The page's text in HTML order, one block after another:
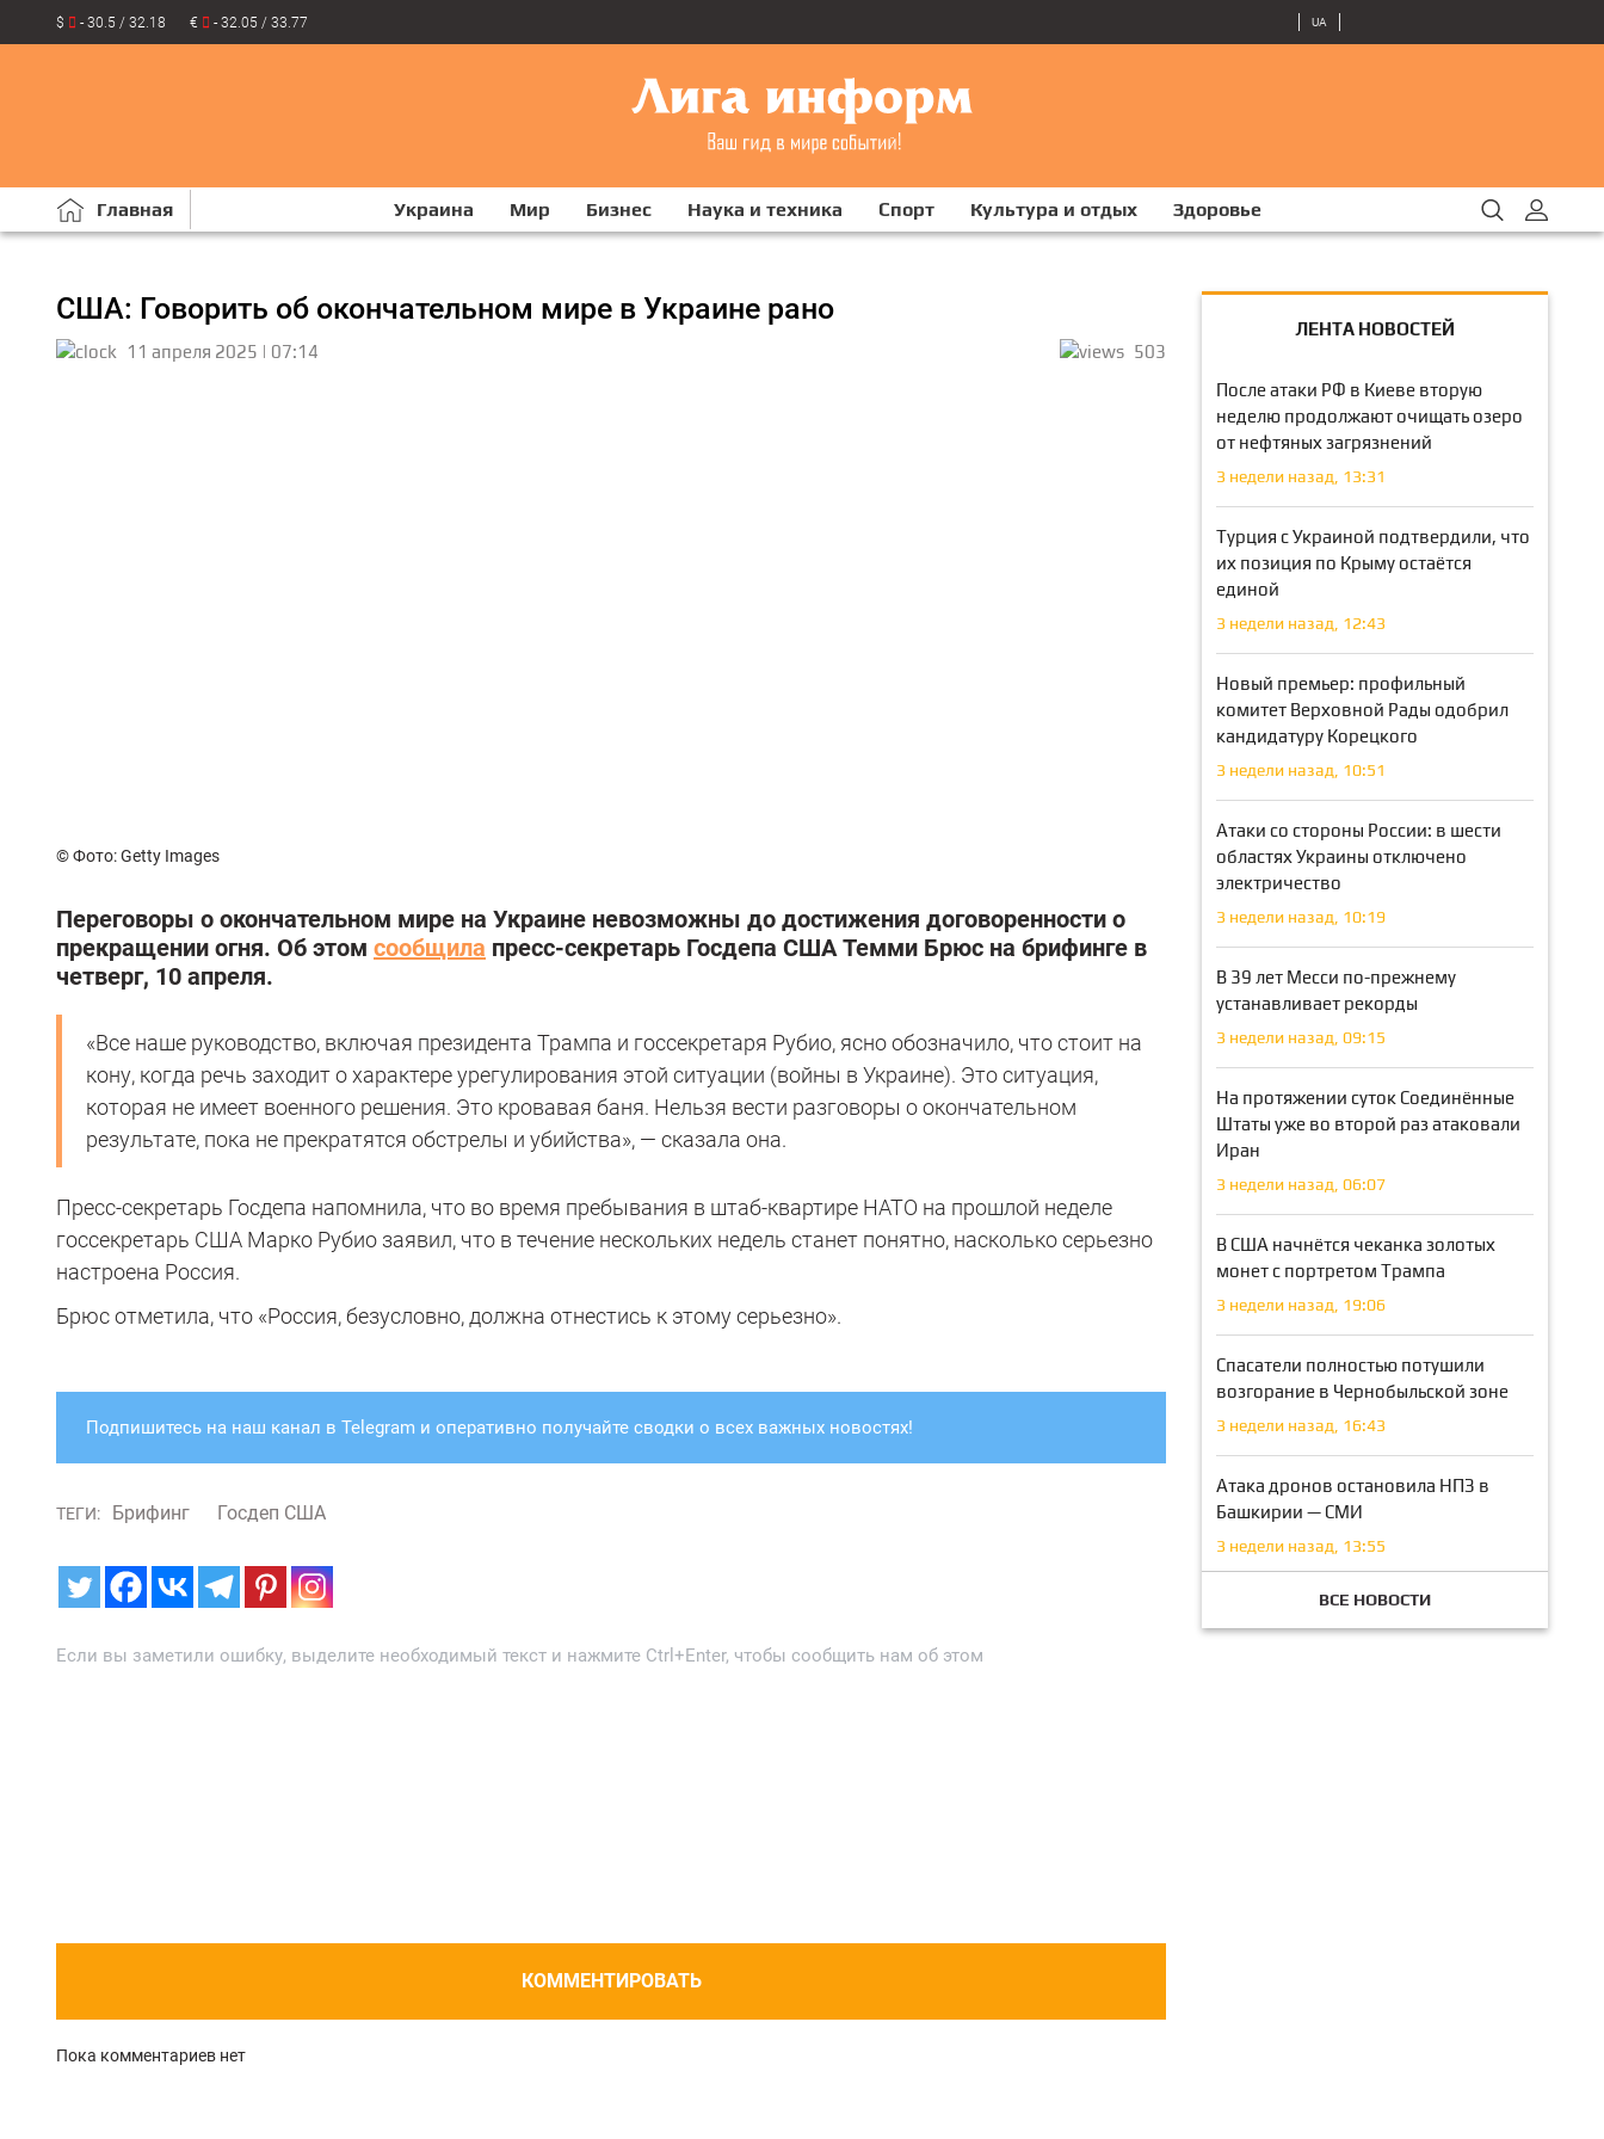
$ - 30.5 / 32.18 € - 32.05 / 33.77 UA
Главная Украина Мир Бизнес Наука и техника Спорт Культура и отдых Здоровье
США: Говорить об окончательном мире в Украине рано
11 апреля 2025 | 07:14 503
© Фото: Getty Images
Переговоры о окончательном мире на Украине невозможны до достижения договоренности о
прекращении огня. Об этом сообщила пресс-секретарь Госдепа США Темми Брюс на брифинге в
четверг, 10 апреля.
«Все наше руководство, включая президента Трампа и госсекретаря Рубио, ясно обозначило, что стоит на
кону, когда речь заходит о характере урегулирования этой ситуации (войны в Украине). Это ситуация,
которая не имеет военного решения. Это кровавая баня. Нельзя вести разговоры о окончательном
результате, пока не прекратятся обстрелы и убийства», — сказала она.
Пресс-секретарь Госдепа напомнила, что во время пребывания в штаб-квартире НАТО на прошлой неделе
госсекретарь США Марко Рубио заявил, что в течение нескольких недель станет понятно, насколько серьезно
настроена Россия.
Брюс отметила, что «Россия, безусловно, должна отнестись к этому серьезно».
Подпишитесь на наш канал в Telegram и оперативно получайте сводки о всех важных новостях!
ТЕГИ: Брифинг Госдеп США
Если вы заметили ошибку, выделите необходимый текст и нажмите Ctrl+Enter, чтобы сообщить нам об этом
КОММЕНТИРОВАТЬ
Пока комментариев нет
ЛЕНТА НОВОСТЕЙ
После атаки РФ в Киеве вторую
неделю продолжают очищать озеро
от нефтяных загрязнений
3 недели назад, 13:31
Турция с Украиной подтвердили, что
их позиция по Крыму остаётся
единой
3 недели назад, 12:43
Новый премьер: профильный
комитет Верховной Рады одобрил
кандидатуру Корецкого
3 недели назад, 10:51
Атаки со стороны России: в шести
областях Украины отключено
электричество
3 недели назад, 10:19
В 39 лет Месси по-прежнему
устанавливает рекорды
3 недели назад, 09:15
На протяжении суток Соединённые
Штаты уже во второй раз атаковали
Иран
3 недели назад, 06:07
В США начнётся чеканка золотых
монет с портретом Трампа
3 недели назад, 19:06
Спасатели полностью потушили
возгорание в Чернобыльской зоне
3 недели назад, 16:43
Атака дронов остановила НПЗ в
Башкирии — СМИ
3 недели назад, 13:55
ВСЕ НОВОСТИ